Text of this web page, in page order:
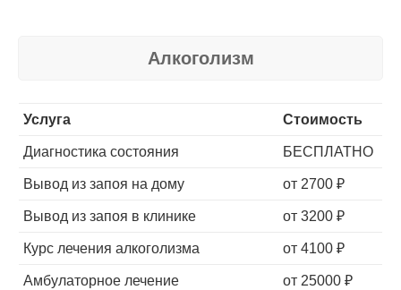
Алкоголизм
Услуга Стоимость
Диагностика состояния БЕСПЛАТНО
Вывод из запоя на дому от 2700 ₽
Вывод из запоя в клинике от 3200 ₽
Курс лечения алкоголизма от 4100 ₽
Амбулаторное лечение от 25000 ₽